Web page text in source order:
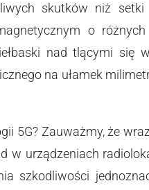
skutków niż setki
o różnych
nad tlącymi się
na ułamek
5G? Zauważmy, że
w urządzeniach
szkodliwości